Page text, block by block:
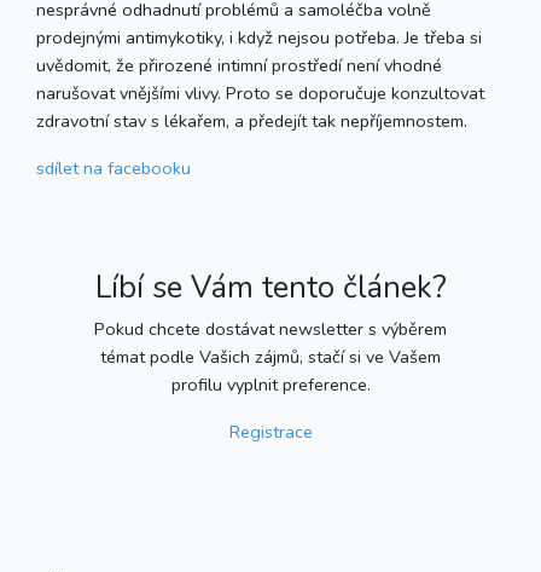
nesprávné odhadnutí problémů a samoléčba volně
prodejnými antimykotiky, i když nejsou potřeba. Je třeba si
uvědomit, že přirozené intimní prostředí není vhodné
narušovat vnějšími vlivy. Proto se doporučuje konzultovat
zdravotní stav s lékařem, a předejít tak nepříjemnostem.
sdíletna facebooku
Líbí se Vám tento článek?
Pokud chcete dostávat newsletter s výběrem
témat podle Vašich zájmů, stačí si ve Vašem
profilu vyplnit preference.
Registrace